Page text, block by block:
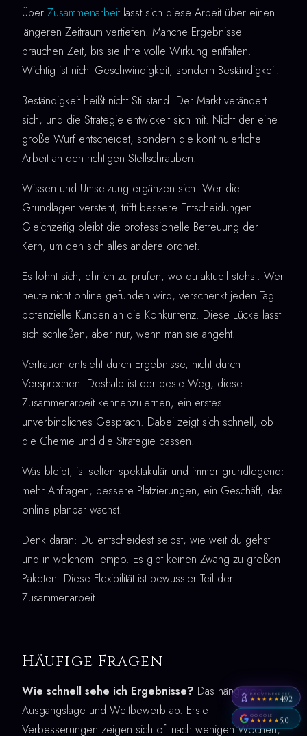
Über Zusammenarbeit lässt sich diese Arbeit über einen
längeren Zeitraum vertiefen. Manche Ergebnisse
brauchen Zeit, bis sie ihre volle Wirkung entfalten.
Wichtig ist nicht Geschwindigkeit, sondern Beständigkeit.
Beständigkeit heißt nicht Stillstand. Der Markt verändert
sich, und die Strategie entwickelt sich mit. Nicht der eine
große Wurf entscheidet, sondern die kontinuierliche
Arbeit an den richtigen Stellschrauben.
Wissen und Umsetzung ergänzen sich. Wer die
Grundlagen versteht, trifft bessere Entscheidungen.
Gleichzeitig bleibt die professionelle Betreuung der
Kern, um den sich alles andere ordnet.
Es lohnt sich, ehrlich zu prüfen, wo du aktuell stehst. Wer
heute nicht online gefunden wird, verschenkt jeden Tag
potenzielle Kunden an die Konkurrenz. Diese Lücke lässt
sich schließen, aber nur, wenn man sie angeht.
Vertrauen entsteht durch Ergebnisse, nicht durch
Versprechen. Deshalb ist der beste Weg, diese
Zusammenarbeit kennenzulernen, ein erstes
unverbindliches Gespräch. Dabei zeigt sich schnell, ob
die Chemie und die Strategie passen.
Was bleibt, ist selten spektakulär und immer grundlegend:
mehr Anfragen, bessere Platzierungen, ein Geschäft, das
online planbar wächst.
Denk daran: Du entscheidest selbst, wie weit du gehst
und in welchem Tempo. Es gibt keinen Zwang zu großen
Paketen. Diese Flexibilität ist bewusster Teil der
Zusammenarbeit.
Häufige Fragen
Wie schnell sehe ich Ergebnisse? Das hängt von
Ausgangslage und Wettbewerb ab. Erste
Verbesserungen zeigen sich oft nach wenigen Wochen,
PROVENEXPERT
★★★★★4,92
GOOGLE
★★★★★5,0